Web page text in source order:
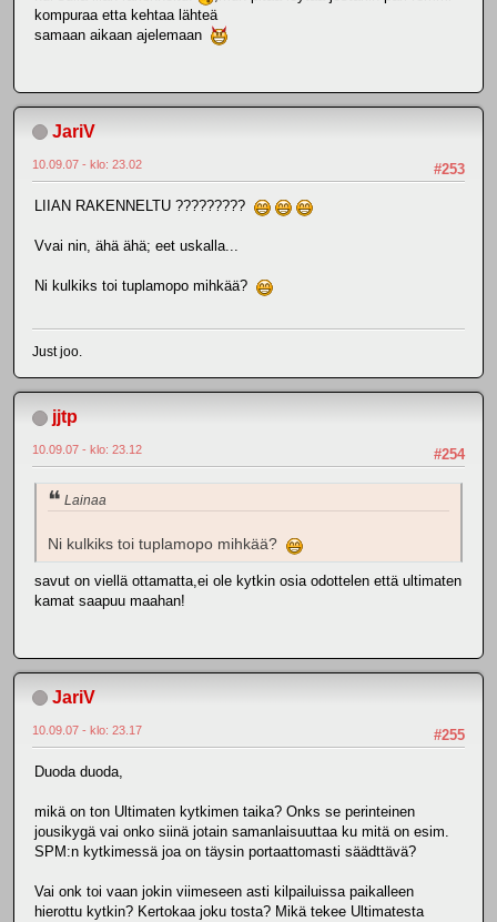
kompuraa etta kehtaa lähteä
samaan aikaan ajelemaan
JariV
#253
10.09.07 - klo: 23.02
LIIAN RAKENNELTU ?????????
Vvai nin, ähä ähä; eet uskalla...
Ni kulkiks toi tuplamopo mihkää?
Just joo.
jjtp
#254
10.09.07 - klo: 23.12
Lainaa
Ni kulkiks toi tuplamopo mihkää?
savut on viellä ottamatta,ei ole kytkin osia odottelen että ultimaten
kamat saapuu maahan!
JariV
#255
10.09.07 - klo: 23.17
Duoda duoda,
mikä on ton Ultimaten kytkimen taika? Onks se perinteinen
jousikygä vai onko siinä jotain samanlaisuuttaa ku mitä on esim.
SPM:n kytkimessä joa on täysin portaattomasti säädttävä?
Vai onk toi vaan jokin viimeseen asti kilpailuissa paikalleen
hierottu kytkin? Kertokaa joku tosta? Mikä tekee Ultimatesta